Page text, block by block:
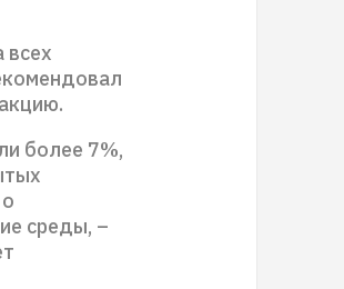
всех
более 7%,
среды, –